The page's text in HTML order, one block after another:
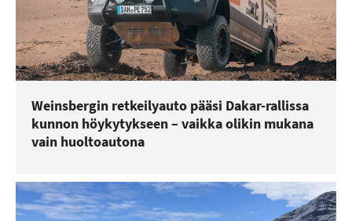
Weinsbergin retkeilyauto pääsi Dakar-rallissa
kunnon höykytykseen – vaikka olikin mukana
vain huoltoautona